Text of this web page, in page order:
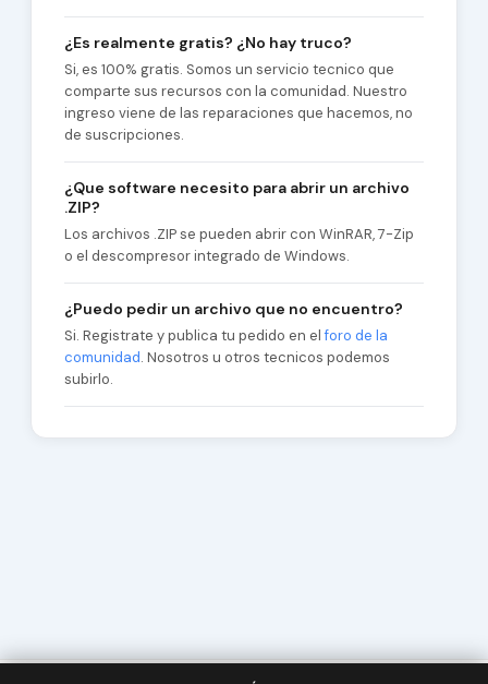
¿Es realmente gratis? ¿No hay truco?
Si, es 100% gratis. Somos un servicio tecnico que
comparte sus recursos con la comunidad. Nuestro
ingreso viene de las reparaciones que hacemos, no
de suscripciones.
¿Que software necesito para abrir un archivo
.ZIP?
Los archivos .ZIP se pueden abrir con WinRAR, 7-Zip
o el descompresor integrado de Windows.
¿Puedo pedir un archivo que no encuentro?
Si. Registrate y publica tu pedido en elforo de la
comunidad. Nosotros u otros tecnicos podemos
subirlo.